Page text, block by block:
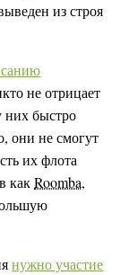
из строя
не отрицает
них быстро
они не смогут
их флота
какRoomba,
нужно участие